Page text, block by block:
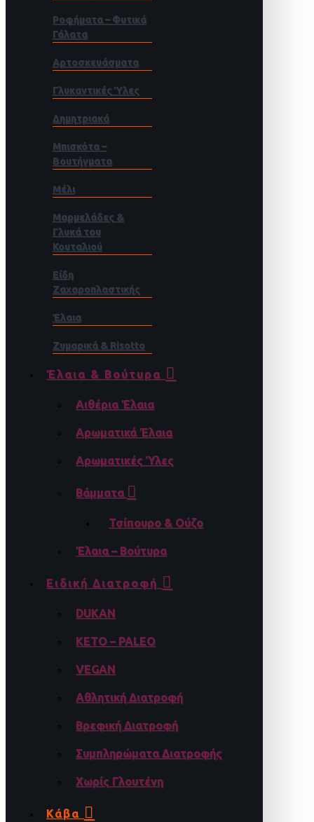
Ροφήματα – Φυτικά
Γάλατα
Αρτοσκευάσματα
Γλυκαντικές Ύλες
Δημητριακά
Μπισκότα –
Βουτήγματα
Μέλι
Μαρμελάδες &
Γλυκά του
Κουταλιού
Είδη
Ζαχαροπλαστικής
Έλαια
Ζυμαρικά & Risotto
Έλαια & Βούτυρα
Αιθέρια Έλαια
Αρωματικά Έλαια
Αρωματικές Ύλες
Βάμματα
Τσίπουρο & Ούζο
Έλαια – Βούτυρα
Ειδική Διατροφή
DUKAN
KETO – PALEO
VEGAN
Αθλητική Διατροφή
Βρεφική Διατροφή
Συμπληρώματα Διατροφής
Χωρίς Γλουτένη
Κάβα